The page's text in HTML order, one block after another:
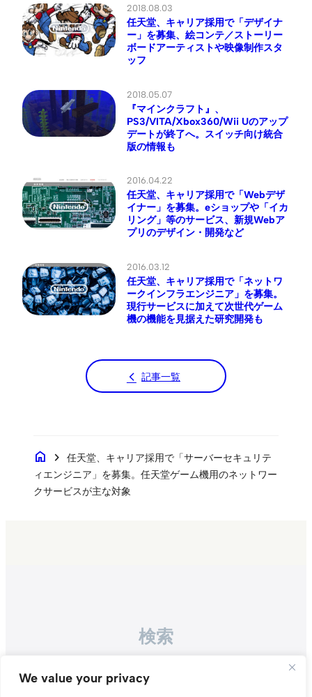
We value your privacy
2018.08.03
任天堂、キャリア採用で「デザイナ
ー」を募集、絵コンテ／ストーリー
ボードアーティストや映像制作スタ
ッフ
2018.05.07
『マインクラフト』、
PS3/VITA/Xbox360/Wii Uのアップ
デートが終了へ。スイッチ向け統合
版の情報も
2016.04.22
任天堂、キャリア採用で「Webデザ
イナー」を募集。eショップや「イカ
リング」等のサービス、新規Webア
プリのデザイン・開発など
2016.03.12
任天堂、キャリア採用で「ネットワ
ークインフラエンジニア」を募集。
現行サービスに加えて次世代ゲーム
機の機能を見据えた研究開発も
記事一覧
home chevron_right
任天堂、キャリア採用で「サーバーセキュリテ
ィエンジニア」を募集。任天堂ゲーム機用のネットワー
クサービスが主な対象
検索
Search